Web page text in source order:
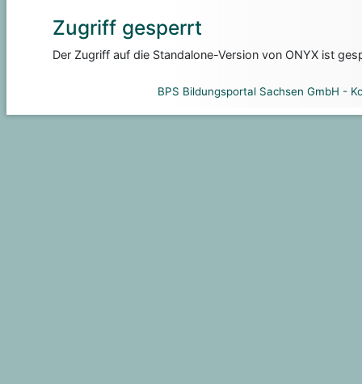
Zugriff gesperrt
Der Zugriff auf die Standalone-Version von ONYX ist
BPS Bildungsportal Sachsen GmbH -